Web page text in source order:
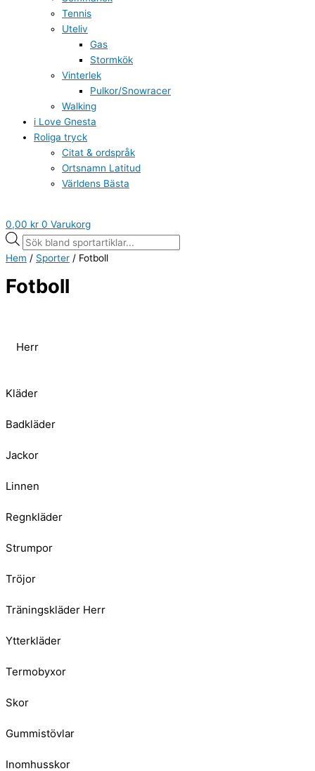
Tennis
Uteliv
Gas
Stormkök
Vinterlek
Pulkor/Snowracer
Walking
i Love Gnesta
Roliga tryck
Citat & ordspråk
Ortsnamn Latitud
Världens Bästa
0,00 kr 0 Varukorg
Hem / Sporter / Fotboll
Fotboll
Herr
Kläder
Badkläder
Jackor
Linnen
Regnkläder
Strumpor
Tröjor
Träningskläder Herr
Ytterkläder
Termobyxor
Skor
Gummistövlar
Inomhusskor